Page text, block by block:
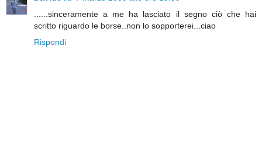
......sinceramente a me ha lasciato il segno ciò che hai
scritto riguardo le borse..non lo sopporterei...ciao
Rispondi